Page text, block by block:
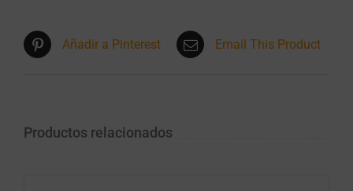
Añadir a Pinterest Email This Product
Productos relacionados